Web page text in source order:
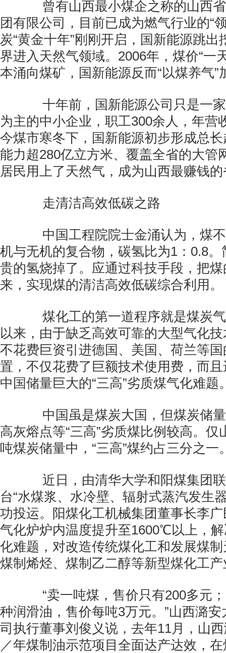
曾有山西最小煤企之称的山西省
团有限公司，目前已成为燃气行业的“
炭“黄金十年”刚刚开启，国新能源跳出
界进入天然气领域。2006年，煤价“一
本涌向煤矿，国新能源反而“以煤养气”
十年前，国新能源公司只是一家
为主的中小企业，职工300余人，年营
今煤市寒冬下，国新能源初步形成总
能力超280亿立方米、覆盖全省的大管
居民用上了天然气，成为山西最赚钱
走清洁高效低碳之路
中国工程院院士金涌认为，煤不
机与无机的复合物，碳氢比为1：0.8
贵的氢烧掉了。应通过科技手段，把
来，实现煤的清洁高效低碳综合利用。
煤化工的第一道程序就是煤炭气
以来，由于缺乏高效可靠的大型气化
不花费巨资引进德国、美国、荷兰等
置，不仅花费了巨额技术使用费，而
中国储量巨大的“三高”劣质煤气化难题
中国虽是煤炭大国，但煤炭储量
高灰熔点等“三高”劣质煤比例较高。仅
吨煤炭储量中，“三高”煤约占三分之一
近日，由清华大学和阳煤集团联
台“水煤浆、水冷壁、辐射式蒸汽发生
功投运。阳煤化工机械集团董事长李
气化炉炉内温度提升至1600℃以上，解
化难题，对改造传统煤化工和发展煤
煤制烯烃、煤制乙二醇等新型煤化工
“卖一吨煤，售价只有200多元；
种润滑油，售价每吨3万元。”山西潞
司执行董事刘俊义说，去年11月，山
／年煤制油示范项目全面达产达效，